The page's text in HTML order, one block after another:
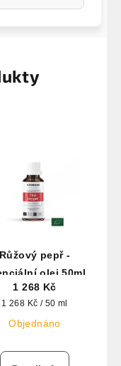
Růžový pepř -
olej 50ml
1 268 Kč
Měrná
cena:
1 268 Kč / 50 ml
Objednáno